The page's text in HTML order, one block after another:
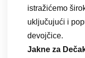
istražićemo
uključujući i
devojčice.
Jakne za